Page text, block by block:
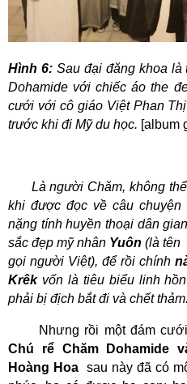
Hình 6: Sau đại đăng khoa là
Dohamide với chiếc áo the
cưới với cô giáo Việt Phan
trước khi đi Mỹ du học. [album
Là người Chăm, không
khi được đọc về câu
nặng tính huyền thoại dân
sắc đẹp mỹ nhân Yuôn (là tên
gọi người Việt), để rồi chính
Krêkvốn là tiêu biểu linh
phải bị địch bắt đi và chết thảm.
Nhưng rồi một đám
Chú rể Chăm Dohamide
Hoàng Hoa sau này đã có